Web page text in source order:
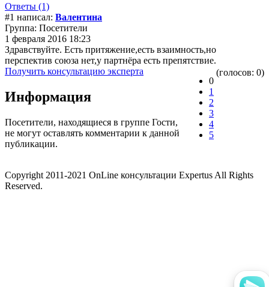
Ответы (1)
#1 написал: Валентина
Группа: Посетители
1 февраля 2016 18:23
Здравствуйте. Есть притяжение,есть взаимность,но
перспектив союза нет,у партнёра есть препятствие.
Получить консультацию эксперта
0
1
2
3
4
5
(голосов: 0)
Информация
Посетители, находящиеся в группе Гости,
не могут оставлять комментарии к данной
публикации.
Copyright 2011-2021 OnLine консультации Expertus All Rights
Reserved.